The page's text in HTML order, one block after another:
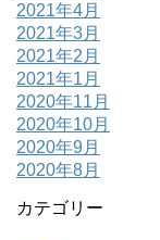
2021年4月
2021年3月
2021年2月
2021年1月
2020年11月
2020年10月
2020年9月
2020年8月
カテゴリー